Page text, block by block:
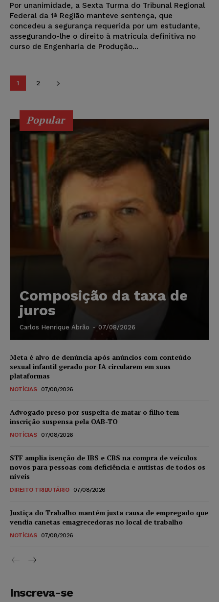
Por unanimidade, a Sexta Turma do Tribunal Regional
Federal da 1ª Região manteve sentença, que
concedeu a segurança requerida por um estudante,
assegurando-lhe o direito à matrícula definitiva no
curso de Engenharia de Produção...
1 2
Popular
Composição da taxa de
juros
Carlos Henrique Abrão - 07/08/2026
Meta é alvo de denúncia após anúncios com conteúdo
sexual infantil gerado por IA circularem em suas
plataformas
NOTÍCIAS 07/08/2026
Advogado preso por suspeita de matar o filho tem
inscrição suspensa pela OAB-TO
NOTÍCIAS 07/08/2026
STF amplia isenção de IBS e CBS na compra de veículos
novos para pessoas com deficiência e autistas de todos os
níveis
DIREITO TRIBUTÁRIO 07/08/2026
Justiça do Trabalho mantém justa causa de empregado que
vendia canetas emagrecedoras no local de trabalho
NOTÍCIAS 07/08/2026
Inscreva-se